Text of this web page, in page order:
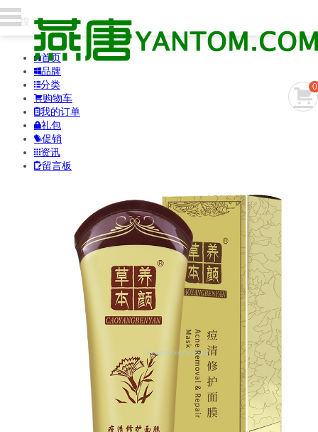
0
首页
品牌
分类
购物车
我的订单
礼包
促销
资讯
留言板